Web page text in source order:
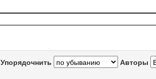
Упорядочнить Авторы